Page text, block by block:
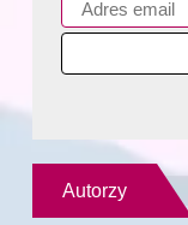
Autorzy